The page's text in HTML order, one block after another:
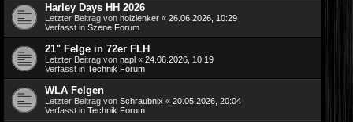
Harley Days HH 2026
Letzter Beitrag von holzlenker « 26.06.2026, 10:29
Verfasst in Szene Forum
21" Felge in 72er FLH
Letzter Beitrag von napl « 24.06.2026, 10:19
Verfasst in Technik Forum
WLA Felgen
Letzter Beitrag von Schraubnix « 20.05.2026, 20:04
Verfasst in Technik Forum